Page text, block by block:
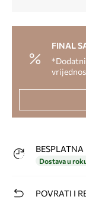
FINAL
BESPLATNA
Dostava u
POVRATI I